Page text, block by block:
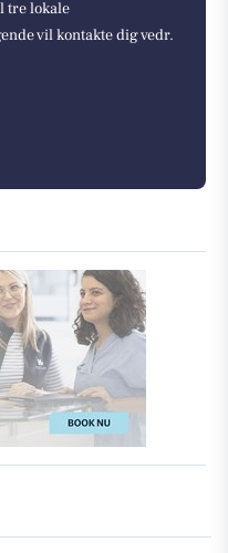
tre lokale
vil kontakte dig vedr.